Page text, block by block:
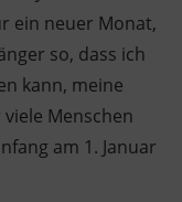
ein neuer Monat,
so, dass ich
kann, meine
Menschen
am 1. Januar